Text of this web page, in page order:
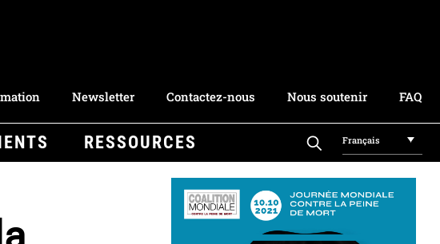
Newsletter Contactez-nous Nous soutenir FAQ
RESSOURCES Français